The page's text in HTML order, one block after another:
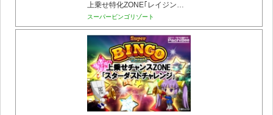
上乗せ特化ZONE｢レイジングバースト｣
スーパービンゴリゾート